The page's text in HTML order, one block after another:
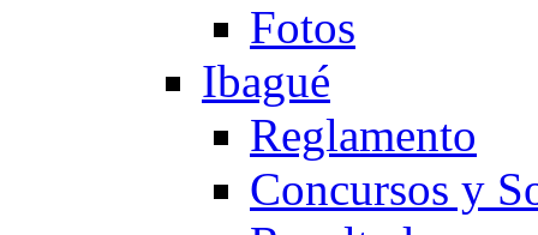
Fotos
Ibagué
Reglamento
Concursos y